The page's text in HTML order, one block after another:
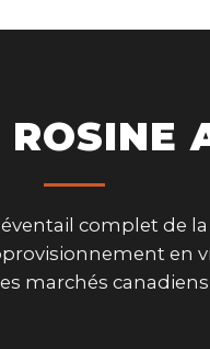
complet de
en
marchés